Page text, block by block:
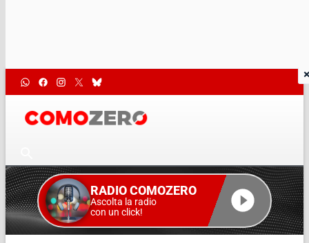
RADIO COMOZERO
Ascolta la radio
con un click!